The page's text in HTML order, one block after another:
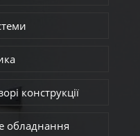
конструкції
обладнання